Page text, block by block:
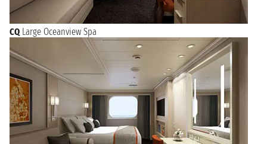
CQ Large Oceanview Spa